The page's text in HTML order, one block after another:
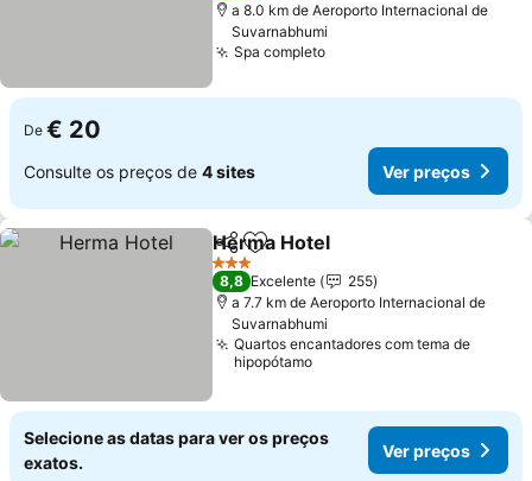
a 8.0 km de Aeroporto Internacional de
Suvarnabhumi
Spa completo
De € 20
Consulte os preços de 4 sites Ver preços
PartilharAdicionar aos favoritos
Herma Hotel
3 Estrelas
8,8 Excelente
255
a 7.7 km de Aeroporto Internacional de
Suvarnabhumi
Quartos encantadores com tema de
hipopótamo
Selecione as datas para ver os preços
exatos.
Ver preços